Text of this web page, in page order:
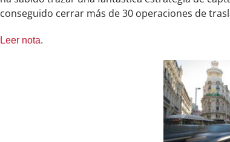
conseguido cerrar más de 30 operaciones de
Leer nota.